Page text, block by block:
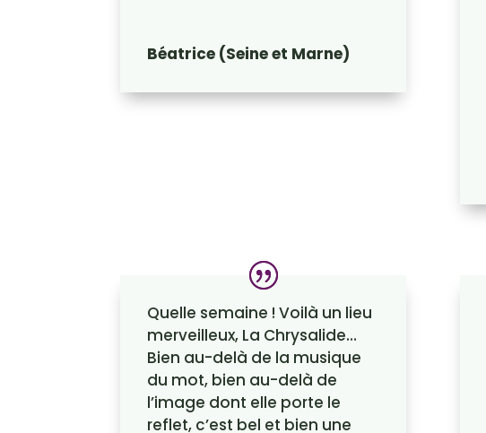
Béatrice (Seine et Marne)
Quelle semaine ! Voilà un lieu
merveilleux, La Chrysalide…
Bien au-delà de la musique
du mot, bien au-delà de
l’image dont elle porte le
reflet, c’est bel et bien une